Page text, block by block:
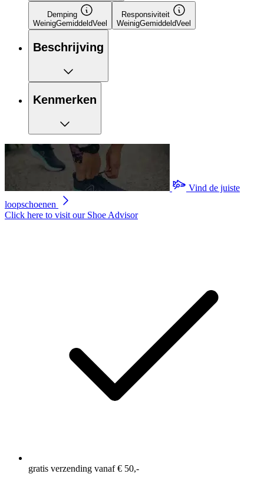
Demping
WeinigGemiddeldVeel
Responsiviteit
WeinigGemiddeldVeel
Beschrijving
Kenmerken
Vind de juiste
loopschoenen
Click here to visit our Shoe Advisor
gratis verzending vanaf € 50,-